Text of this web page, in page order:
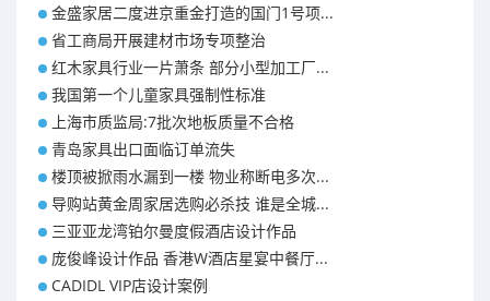
金盛家居二度进京重金打造的国门1号项...
省工商局开展建材市场专项整治
红木家具行业一片萧条 部分小型加工厂...
我国第一个儿童家具强制性标准
上海市质监局:7批次地板质量不合格
青岛家具出口面临订单流失
楼顶被掀雨水漏到一楼 物业称断电多次...
导购站黄金周家居选购必杀技 谁是全城...
三亚亚龙湾铂尔曼度假酒店设计作品
庞俊峰设计作品 香港W酒店星宴中餐厅...
CADIDL VIP店设计案例